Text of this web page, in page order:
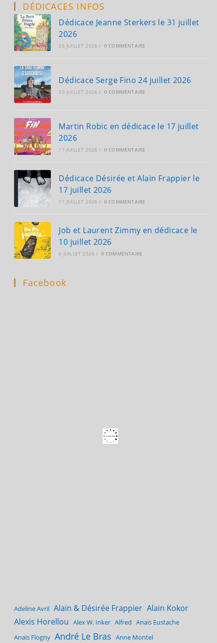
DÉDICACES INFOS
Dédicace Jeanne Sterkers le 31 juillet
2026
26 JUILLET 2026 / 0 COMMENTAIRE
Dédicace Serge Fino 24 juillet 2026
20 JUILLET 2026 / 0 COMMENTAIRE
Martin Robic en dédicace le 17 juillet
2026
11 JUILLET 2026 / 0 COMMENTAIRE
Dédicace Désirée et Alain Frappier le
17 juillet 2026
11 JUILLET 2026 / 0 COMMENTAIRE
Job et Laurent Zimmy en dédicace le
10 juillet 2026
6 JUILLET 2026 / 0 COMMENTAIRE
Facebook
Adeline Avril Alain & Désirée Frappier Alain Kokor
Alexis Horellou Alex W. Inker Alfred Anaïs Eustache
Anaïs Flogny André Le Bras Anne Montel